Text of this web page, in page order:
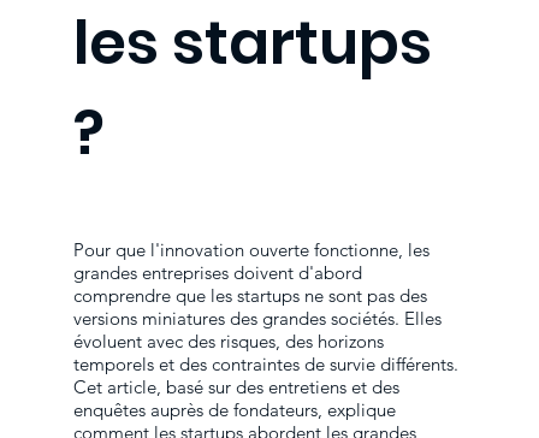
les startups
?
Pour que l'innovation ouverte fonctionne, les
grandes entreprises doivent d'abord
comprendre que les startups ne sont pas des
versions miniatures des grandes sociétés. Elles
évoluent avec des risques, des horizons
temporels et des contraintes de survie différents.
Cet article, basé sur des entretiens et des
enquêtes auprès de fondateurs, explique
comment les startups abordent les grandes